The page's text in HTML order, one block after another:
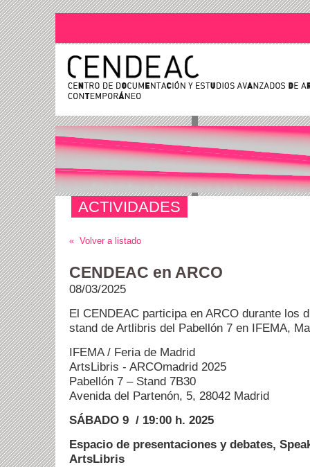
ACTIVIDADES
« Volver a listado
CENDEAC en ARCO
08/03/2025
El CENDEAC participa en ARCO durante los
stand de Artlibris del Pabellón 7 en IFEMA,
IFEMA / Feria de Madrid
ArtsLibris - ARCOmadrid 2025
Pabellón 7 – Stand 7B30
Avenida del Partenón, 5, 28042 Madrid
SÁBADO 9 / 19:00 h. 2025
Espacio de presentaciones y debates,
ArtsLibris